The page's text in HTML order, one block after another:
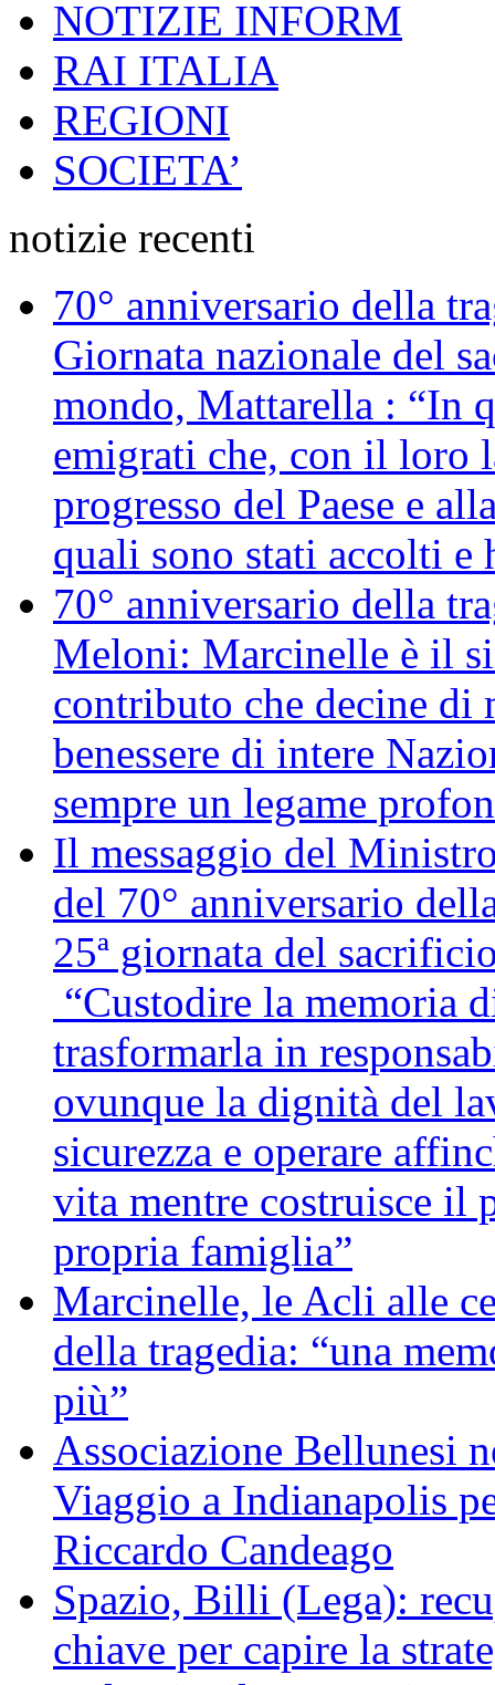
NOTIZIE INFORM
RAI ITALIA
REGIONI
SOCIETA’
notizie recenti
70° anniversario della
Giornata nazionale del
mondo, Mattarella : “In
emigrati che, con il loro
progresso del Paese e
quali sono stati accolti e
70° anniversario della
Meloni: Marcinelle è il
contributo che decine
benessere di intere
sempre un legame
Il messaggio del
del 70° anniversario
25ª giornata del
“Custodire la memoria
trasformarla in
ovunque la dignità del
sicurezza e operare
vita mentre costruisce il
propria famiglia”
Marcinelle, le Acli alle
della tragedia: “una
più”
Associazione Bellunesi
Viaggio a Indianapolis
Riccardo Candeago
Spazio, Billi (Lega):
chiave per capire la